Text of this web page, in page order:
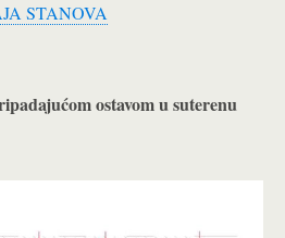
STANOVA
ostavom u suterenu